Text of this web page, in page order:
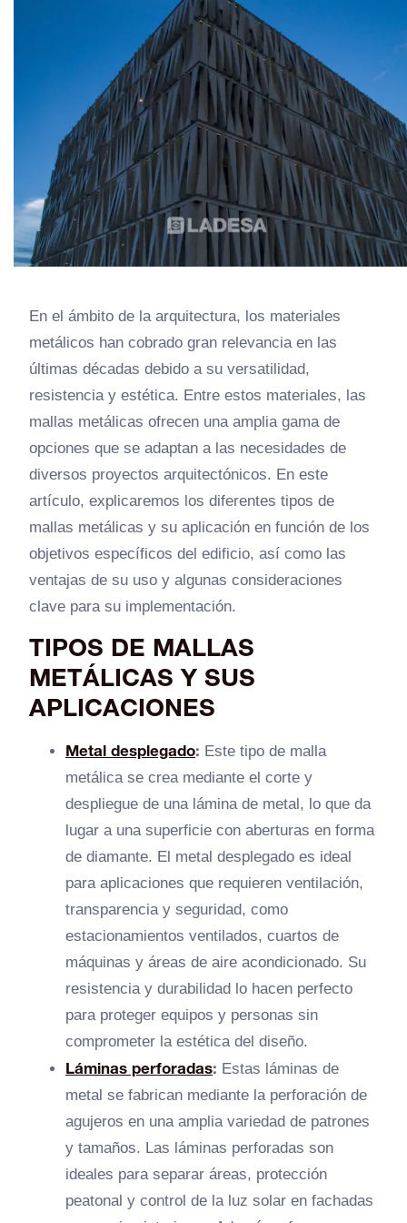
En el ámbito de la arquitectura, los materiales
metálicos han cobrado gran relevancia en las
últimas décadas debido a su versatilidad,
resistencia y estética. Entre estos materiales, las
mallas metálicas ofrecen una amplia gama de
opciones que se adaptan a las necesidades de
diversos proyectos arquitectónicos. En este
artículo, explicaremos los diferentes tipos de
mallas metálicas y su aplicación en función de los
objetivos específicos del edificio, así como las
ventajas de su uso y algunas consideraciones
clave para su implementación.
TIPOS DE MALLAS
METÁLICAS Y SUS
APLICACIONES
Metal desplegado: Este tipo de malla
metálica se crea mediante el corte y
despliegue de una lámina de metal, lo que da
lugar a una superficie con aberturas en forma
de diamante. El metal desplegado es ideal
para aplicaciones que requieren ventilación,
transparencia y seguridad, como
estacionamientos ventilados, cuartos de
máquinas y áreas de aire acondicionado. Su
resistencia y durabilidad lo hacen perfecto
para proteger equipos y personas sin
comprometer la estética del diseño.
Láminas perforadas: Estas láminas de
metal se fabrican mediante la perforación de
agujeros en una amplia variedad de patrones
y tamaños. Las láminas perforadas son
ideales para separar áreas, protección
peatonal y control de la luz solar en fachadas